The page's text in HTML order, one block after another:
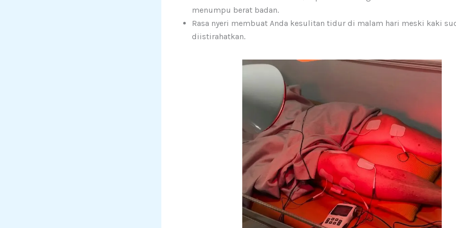
menumpu berat badan.
Rasa nyeri membuat Anda kesulitan tidur di malam hari meski kaki
diistirahatkan.